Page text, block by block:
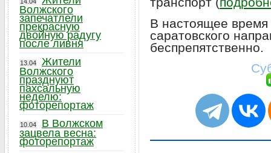
В настоящее
саратовского
беспрепятственно.
Волжского
запечатлели
прекрасную
двойную радугу
после ливня
13.04
Жители
Волжского
празднуют
пахсальную
неделю:
фоторепортаж
10.04
В Волжском
зацвела весна:
фоторепортаж